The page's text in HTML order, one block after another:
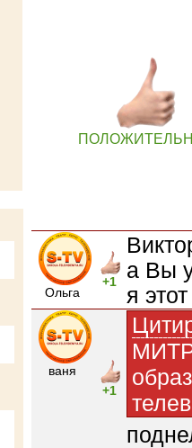
Ольга
+1
а Вы
я
ваня
+1